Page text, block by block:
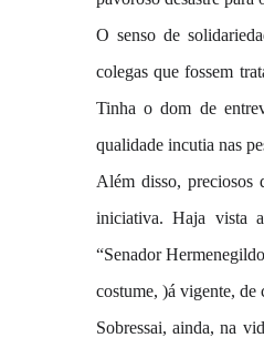
O senso de
colegas que fossem
Tinha o dom de
qualidade incutia nas
Além disso, preciosos
iniciativa. Haja vista
“Senador
costume, )á vigente, de
Sobressai, ainda, na